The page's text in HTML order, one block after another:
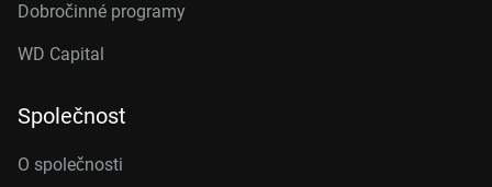
Dobročinné programy
WD Capital
Společnost
O společnosti